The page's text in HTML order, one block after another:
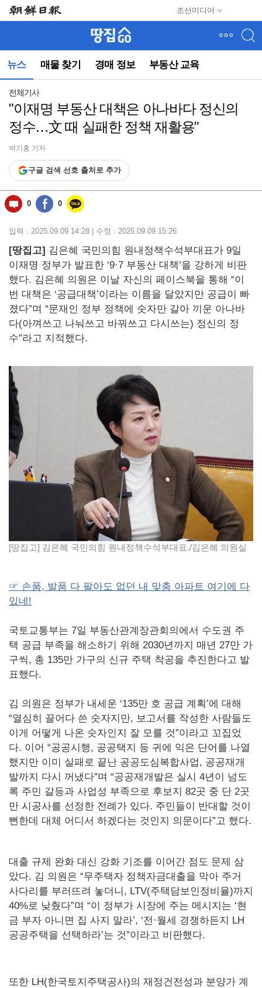
조선미디어
뉴스 매물 찾기 경매 정보 부동산 교육
뉴
(컨
동)
전체기사
"이재명 부동산 대책은 아나바다 정신의
정수…文 때 실패한 정책 재활용"
박기홍 기자
구글 검색 선호 출처로 추가
0 0
입력 : 2025.09.09 14:28 | 수정 : 2025.09.09 15:26
[땅집고] 김은혜 국민의힘 원내정책수석부대표가 9일
이재명 정부가 발표한 ‘9·7 부동산 대책’을 강하게 비판
했다. 김은혜 의원은 이날 자신의 페이스북을 통해 “이
번 대책은 ‘공급대책’이라는 이름을 달았지만 공급이 빠
졌다”며 “문재인 정부 정책에 숫자만 갈아 끼운 아나바
다(아껴쓰고 나눠쓰고 바꿔쓰고 다시쓰는) 정신의 정
수”라고 지적했다.
[땅집고] 김은혜 국민의힘 원내정책수석부대표./김은혜 의원실
☞ 손품, 발품 다 팔아도 없던 내 맞춤 아파트 여기에 다
있네!
국토교통부는 7일 부동산관계장관회의에서 수도권 주
택 공급 부족을 해소하기 위해 2030년까지 매년 27만 가
구씩, 총 135만 가구의 신규 주택 착공을 추진한다고 발
표했다.
김 의원은 정부가 내세운 ‘135만 호 공급 계획’에 대해
“열심히 끌어다 쓴 숫자지만, 보고서를 작성한 사람들도
이게 어떻게 나온 숫자인지 잘 모를 것”이라고 꼬집었
다. 이어 “공공시행, 공공택지 등 귀에 익은 단어를 나열
했지만 이미 실패로 끝난 공공도심복합사업, 공공재개
발까지 다시 꺼냈다”며 “공공재개발은 실시 4년이 넘도
록 주민 갈등과 사업성 부족으로 후보지 82곳 중 단 2곳
만 시공사를 선정한 전례가 있다. 주민들이 반대할 것이
뻔한데 대체 어디서 하겠다는 것인지 의문이다”고 했다.
대출 규제 완화 대신 강화 기조를 이어간 점도 문제 삼
았다. 김 의원은 “무주택자 정책자금대출을 막아 주거
사다리를 부러뜨려 놓더니, LTV(주택담보인정비율)까지
40%로 낮췄다”며 “이 정부가 시장에 주는 메시지는 ‘현
금 부자 아니면 집 사지 말라’, ‘전·월세 경쟁하든지 LH
공공주택을 선택하라’는 것”이라고 비판했다.
또한 LH(한국토지주택공사)의 재정건전성과 분양가 계